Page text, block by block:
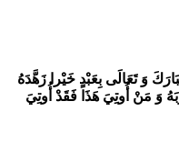
تَبَارَكَ وَ تَعَالَى بِعَبْدٍ خَيْرا زَهَّدَهُ
وَ مَنْ أُوتِيَ هَذَا فَقَدْ أُوتِيَ